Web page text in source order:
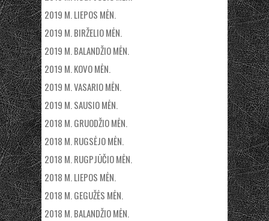
2019 M. LIEPOS MĖN.
2019 M. BIRŽELIO MĖN.
2019 M. BALANDŽIO MĖN.
2019 M. KOVO MĖN.
2019 M. VASARIO MĖN.
2019 M. SAUSIO MĖN.
2018 M. GRUODŽIO MĖN.
2018 M. RUGSĖJO MĖN.
2018 M. RUGPJŪČIO MĖN.
2018 M. LIEPOS MĖN.
2018 M. GEGUŽĖS MĖN.
2018 M. BALANDŽIO MĖN.